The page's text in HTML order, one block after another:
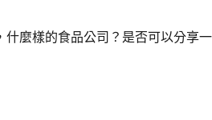
什麼樣的食品公司？是否可以分享